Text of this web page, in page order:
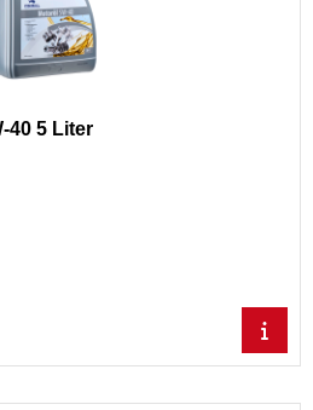
40 5 Liter